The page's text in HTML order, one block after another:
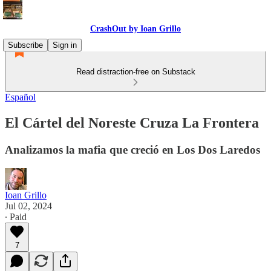
CrashOut by Ioan Grillo
Subscribe
Sign in
Read distraction-free on Substack
Español
El Cártel del Noreste Cruza La Frontera
Analizamos la mafia que creció en Los Dos Laredos
Ioan Grillo
Jul 02, 2024
∙ Paid
7